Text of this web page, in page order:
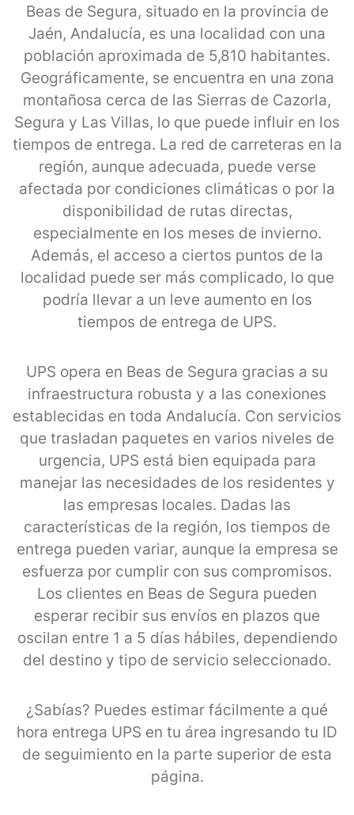
Beas de Segura, situado en la provincia de
Jaén, Andalucía, es una localidad con una
población aproximada de 5,810 habitantes.
Geográficamente, se encuentra en una zona
montañosa cerca de las Sierras de Cazorla,
Segura y Las Villas, lo que puede influir en los
tiempos de entrega. La red de carreteras en la
región, aunque adecuada, puede verse
afectada por condiciones climáticas o por la
disponibilidad de rutas directas,
especialmente en los meses de invierno.
Además, el acceso a ciertos puntos de la
localidad puede ser más complicado, lo que
podría llevar a un leve aumento en los
tiempos de entrega de UPS.
UPS opera en Beas de Segura gracias a su
infraestructura robusta y a las conexiones
establecidas en toda Andalucía. Con servicios
que trasladan paquetes en varios niveles de
urgencia, UPS está bien equipada para
manejar las necesidades de los residentes y
las empresas locales. Dadas las
características de la región, los tiempos de
entrega pueden variar, aunque la empresa se
esfuerza por cumplir con sus compromisos.
Los clientes en Beas de Segura pueden
esperar recibir sus envíos en plazos que
oscilan entre 1 a 5 días hábiles, dependiendo
del destino y tipo de servicio seleccionado.
¿Sabías? Puedes estimar fácilmente a qué
hora entrega UPS en tu área ingresando tu ID
de seguimiento en la parte superior de esta
página.